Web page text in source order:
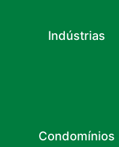
Indústrias
Condomínios